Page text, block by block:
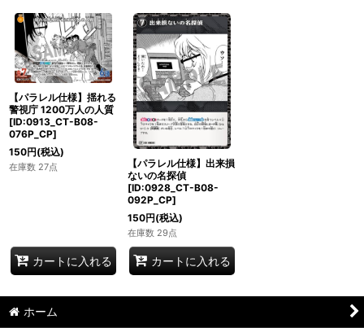
【パラレル仕様】揺れる
警視庁 1200万人の人質
[ID:0913_CT-B08-
076P_CP]
150円(税込)
在庫数 27点
カートに入れる
【パラレル仕様】出来損
ないの名探偵
[ID:0928_CT-B08-
092P_CP]
150円(税込)
在庫数 29点
カートに入れる
ホーム